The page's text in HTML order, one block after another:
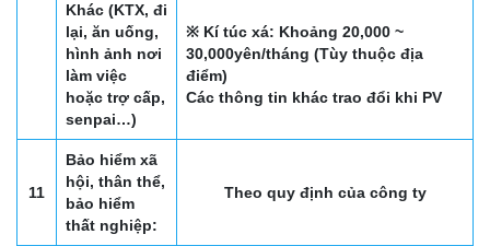
Khác (KTX, đi
lại, ăn uống,
hình ảnh nơi
làm việc
hoặc trợ cấp,
senpai…)
※ Kí túc xá: Khoảng 20,000 ~
30,000yên/tháng (Tùy thuộc địa
điểm)
Các thông tin khác trao đổi khi PV
11
Bảo hiểm xã
hội, thân thể,
bảo hiểm
thất nghiệp:
Theo quy định của công ty